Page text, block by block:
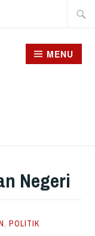
MENU
Negeri
,POLITIK